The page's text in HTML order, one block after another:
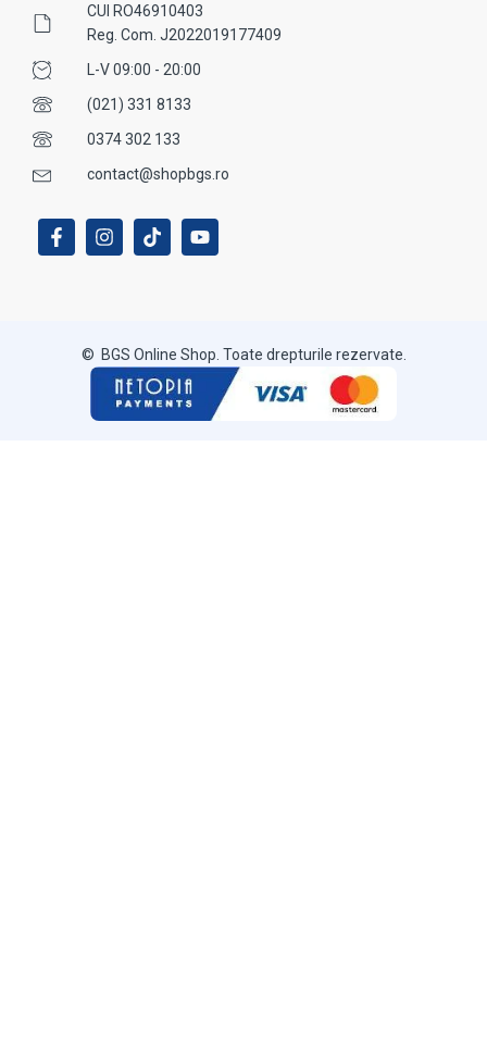
CUI RO46910403
Reg. Com. J2022019177409
L-V 09:00 - 20:00
(021) 331 8133
0374 302 133
contact@shopbgs.ro
© BGS Online Shop. Toate drepturile rezervate.